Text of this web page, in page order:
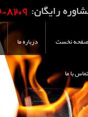
صفحه نخست درباره ما
تماس با ما